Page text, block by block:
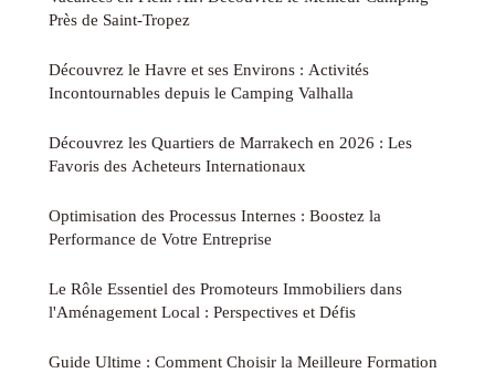
Près de Saint-Tropez
Découvrez le Havre et ses Environs : Activités
Incontournables depuis le Camping Valhalla
Découvrez les Quartiers de Marrakech en 2026 : Les
Favoris des Acheteurs Internationaux
Optimisation des Processus Internes : Boostez la
Performance de Votre Entreprise
Le Rôle Essentiel des Promoteurs Immobiliers dans
l'Aménagement Local : Perspectives et Défis
Guide Ultime : Comment Choisir la Meilleure Formation